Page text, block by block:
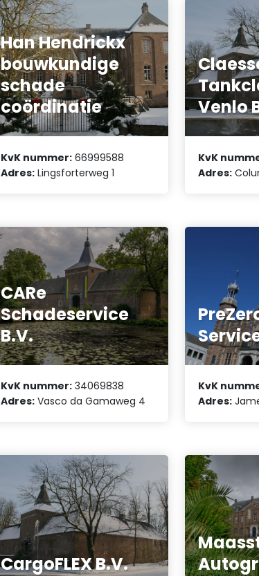
Han Hendrickx
bouwkundige
schade
coördinatie
KvK nummer: 66999588
Adres: Lingsforterweg 1
Venlo
KvK
Adres:
CARe
Schadeservice
B.V.
KvK nummer: 34069838
Adres: Vasco da Gamaweg 4
KvK
Adres:
CargoFLEX B.V.